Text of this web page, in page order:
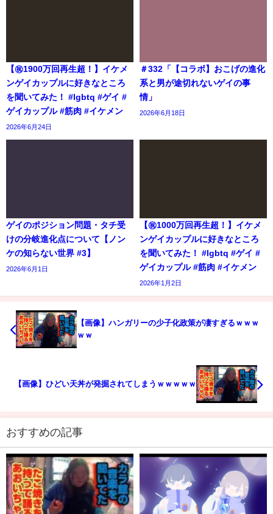
【㊗️1900万回再生超！】イケメ
ンゲイカップルに好きなところ
を聞いてみた！ #lgbtq #ゲイ #
ゲイカップル #筋肉 #イケメン
2026年6月24日
＃332「【コラボ】おこげの進化
系と男が途切れないゲイの事
情」
2026年6月18日
ゲイのポジション問題・タチ受
けの分岐進化点について【ノン
ケの知らない世界 #3】
2026年6月1日
【㊗️1000万回再生超！】イケメ
ンゲイカップルに好きなところ
を聞いてみた！ #lgbtq #ゲイ #
ゲイカップル #筋肉 #イケメン
2026年1月2日
【画像】ハンガリーの少子化政策が凄すぎるｗｗｗ
ｗｗ
【画像】ひどい天丼が発掘されてしまうｗｗｗｗｗ
おすすめの記事